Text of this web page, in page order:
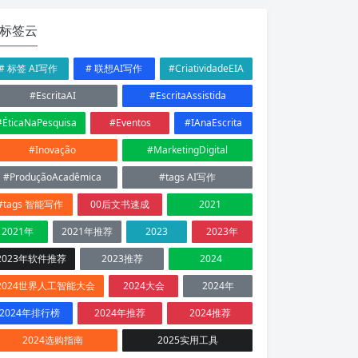
标签云
标签 AI写作 # 联想AI写作
#CriatividadeEIA
#EscritaAI
#EscritaAssistida
#Eventos
#IAnaEscrita
#Inovação
#MarketingDigital
#ProduçãoAcadêmica
#tags AI写作
智能写作
00后文书速成
2021
2021年
2021年推荐 2023
2023年
年软件推荐
2023推荐
2024
世界人工智能大会
2024大会
2024年
2024年排行榜
2024年推荐
2024推荐
2024选购指南
2025实用工具